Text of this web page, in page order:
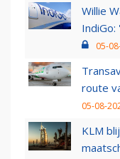
Willie
05-
route
05-08-
KLM